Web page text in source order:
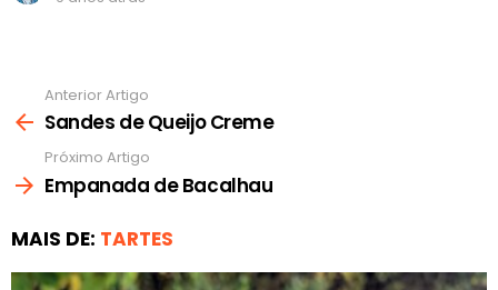
mais
Anterior Artigo
Sandes de Queijo Creme
Próximo Artigo
Empanada de Bacalhau
MAIS DE: TARTES